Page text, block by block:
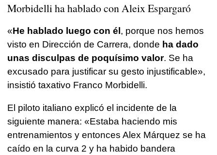
Morbidelli ha hablado con Aleix Espargaró
«He hablado luego con él, porque nos hemos
visto en Dirección de Carrera, donde ha dado
unas disculpas de poquísimo valor. Se ha
excusado para justificar su gesto injustificable»,
insistió taxativo Franco Morbidelli.
El piloto italiano explicó el incidente de la
siguiente manera: «Estaba haciendo mis
entrenamientos y entonces Alex Márquez se ha
caído en la curva 2 y ha habido bandera